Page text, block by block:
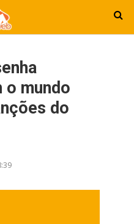
mundo
do